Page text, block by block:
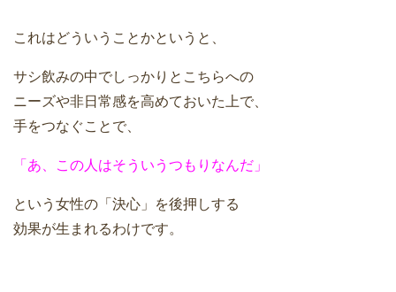
これはどういうことかというと、
サシ飲みの中でしっかりとこちらへの
ニーズや非日常感を高めておいた上で、
手をつなぐことで、
「あ、この人はそういうつもりなんだ」
という女性の「決心」を後押しする
効果が生まれるわけです。